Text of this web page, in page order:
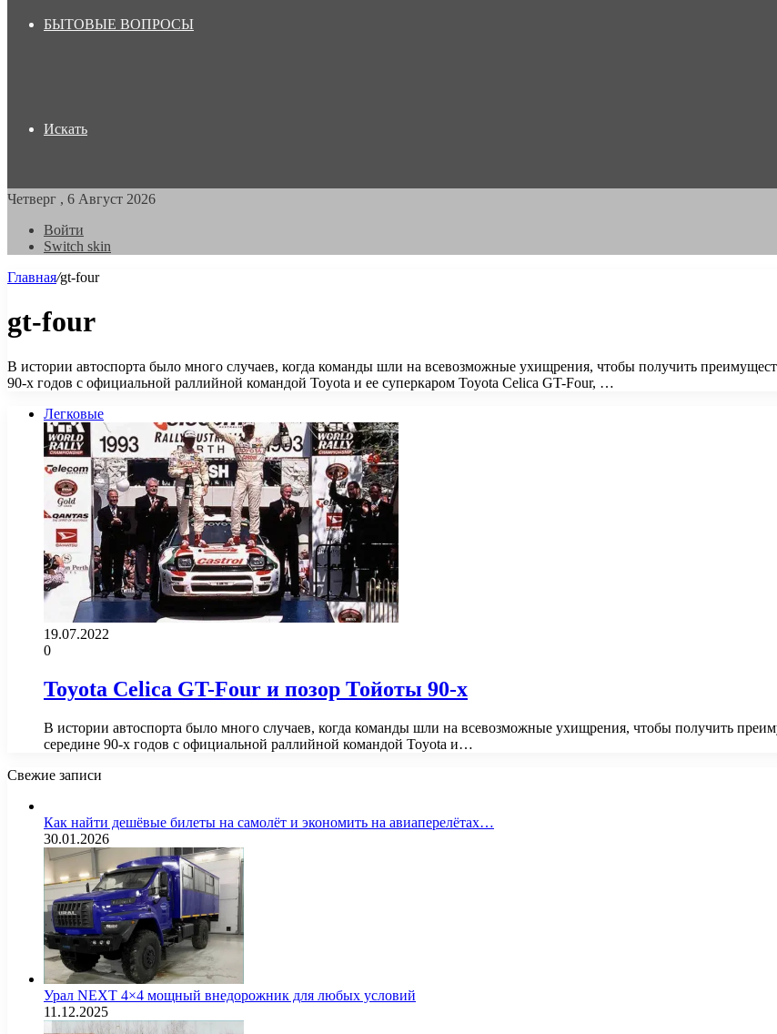
БЫТОВЫЕ ВОПРОСЫ
Искать
Четверг , 6 Август 2026
Войти
Switch skin
Главная/gt-four
gt-four
В истории автоспорта было много случаев, когда команды шли на всевозможные ухищрения, чтобы получить
90-х годов с официальной раллийной командой Toyota и ее суперкаром Toyota Celica GT-Four, …
Легковые
19.07.2022
0
Toyota Celica GT-Four и позор Тойоты 90-х
В истории автоспорта было много случаев, когда команды шли на всевозможные ухищрения, чтобы получить
середине 90-х годов с официальной раллийной командой Toyota и…
Свежие записи
Как найти дешёвые билеты на самолёт и экономить на авиаперелётах…
30.01.2026
Урал NEXT 4×4 мощный внедорожник для любых условий
11.12.2025